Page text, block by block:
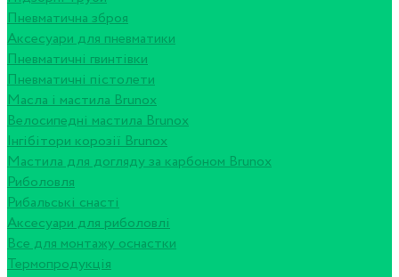
Пневматична зброя
Аксесуари для пневматики
Пневматичні гвинтівки
Пневматичні пістолети
Масла і мастила Brunox
Велосипедні мастила Brunox
Інгібітори корозії Brunox
Мастила для догляду за карбоном Brunox
Риболовля
Рибальські снасті
Аксесуари для риболовлі
Все для монтажу оснастки
Термопродукція